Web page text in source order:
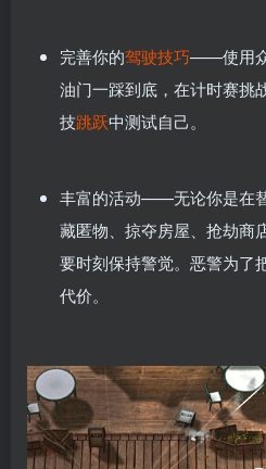
完善你的驾驶技巧——使用
油门一踩到底，在计时赛挑
技跳跃中测试自己。
丰富的活动——无论你是在
藏匿物、掠夺房屋、抢劫商
要时刻保持警觉。恶警为了
代价。